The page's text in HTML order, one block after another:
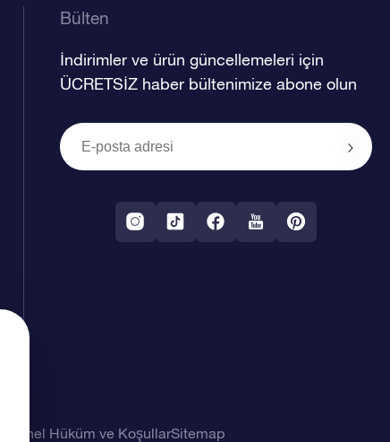
Bülten
İndirimler ve ürün güncellemeleri için
ÜCRETSİZ haber bültenimize abone olun
Genel Hüküm ve KoşullarSitemap